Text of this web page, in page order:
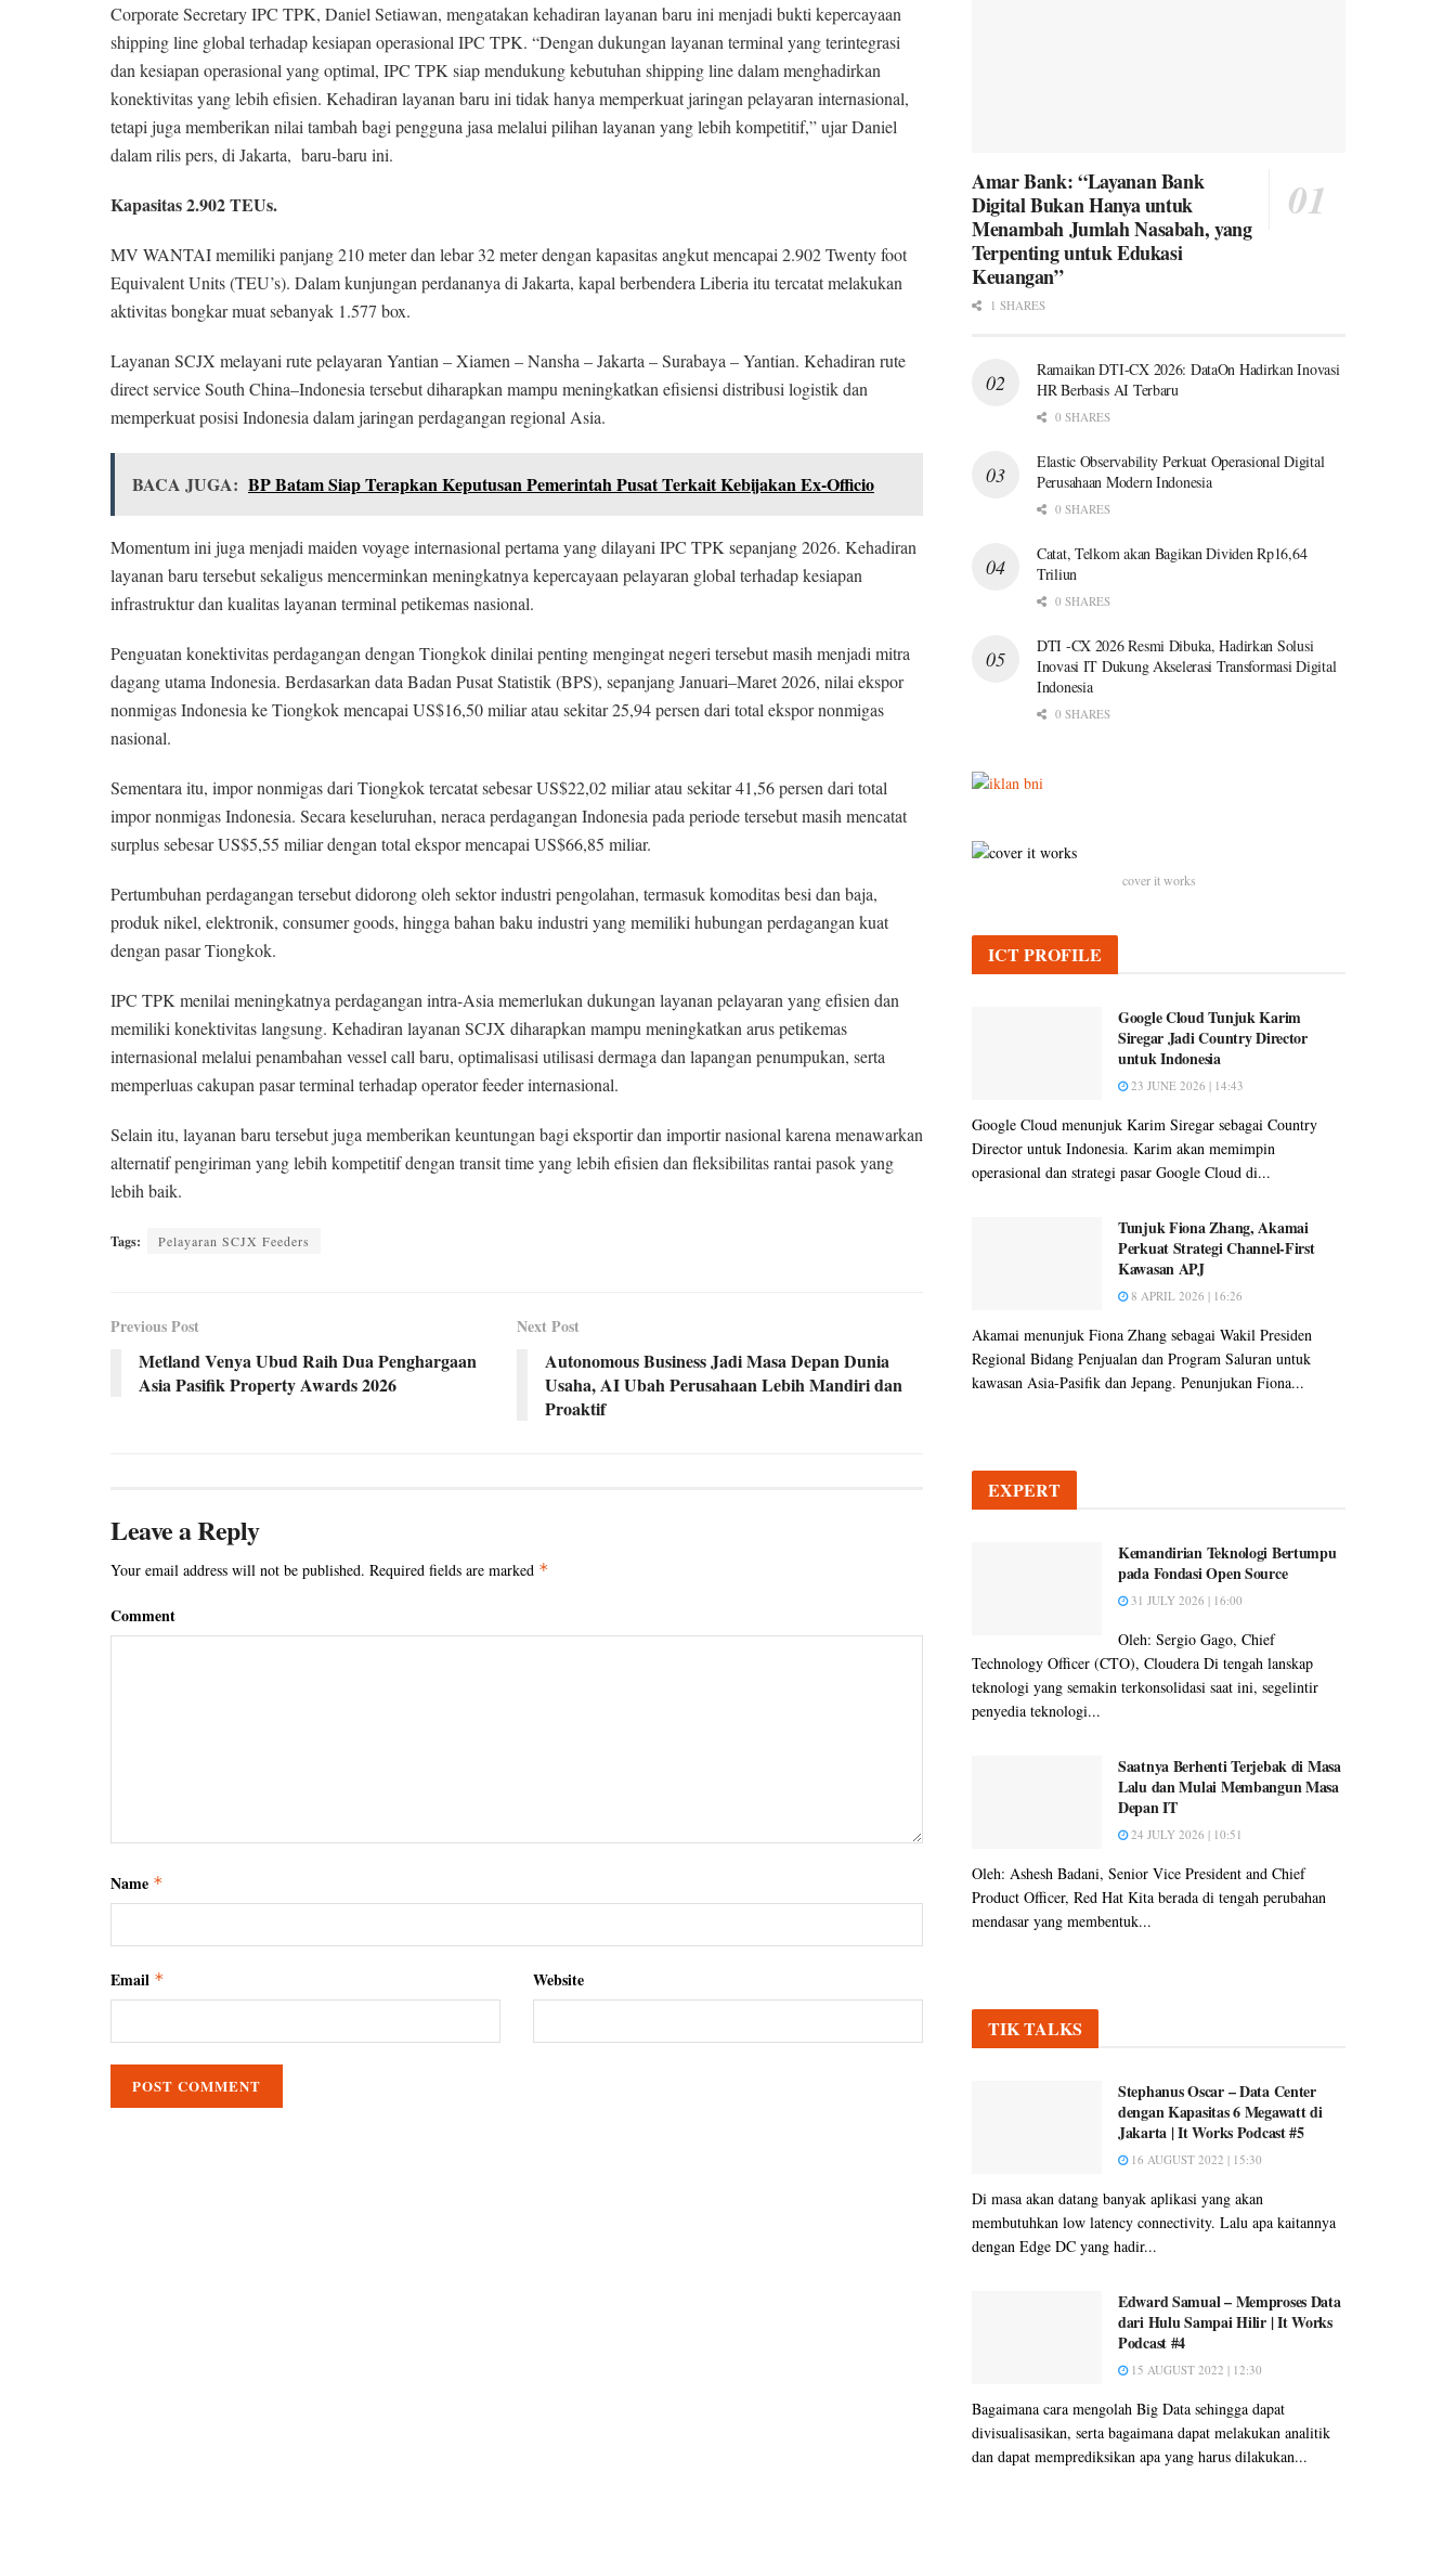
Corporate Secretary IPC TPK, Daniel Setiawan, mengatakan kehadiran layanan baru ini menjadi bukti kepercayaan
shipping line global terhadap kesiapan operasional IPC TPK. “Dengan dukungan layanan terminal yang terintegrasi
dan kesiapan operasional yang optimal, IPC TPK siap mendukung kebutuhan shipping line dalam menghadirkan
konektivitas yang lebih efisien. Kehadiran layanan baru ini tidak hanya memperkuat jaringan pelayaran internasional,
tetapi juga memberikan nilai tambah bagi pengguna jasa melalui pilihan layanan yang lebih kompetitif,” ujar Daniel
dalam rilis pers, di Jakarta, baru-baru ini.
Kapasitas 2.902 TEUs.
MV WANTAI memiliki panjang 210 meter dan lebar 32 meter dengan kapasitas angkut mencapai 2.902 Twenty foot
Equivalent Units (TEU’s). Dalam kunjungan perdananya di Jakarta, kapal berbendera Liberia itu tercatat melakukan
aktivitas bongkar muat sebanyak 1.577 box.
Layanan SCJX melayani rute pelayaran Yantian – Xiamen – Nansha – Jakarta – Surabaya – Yantian. Kehadiran rute
direct service South China–Indonesia tersebut diharapkan mampu meningkatkan efisiensi distribusi logistik dan
memperkuat posisi Indonesia dalam jaringan perdagangan regional Asia.
BACA JUGA: BP Batam Siap Terapkan Keputusan Pemerintah Pusat Terkait Kebijakan Ex-Officio
Momentum ini juga menjadi maiden voyage internasional pertama yang dilayani IPC TPK sepanjang 2026. Kehadiran
layanan baru tersebut sekaligus mencerminkan meningkatnya kepercayaan pelayaran global terhadap kesiapan
infrastruktur dan kualitas layanan terminal petikemas nasional.
Penguatan konektivitas perdagangan dengan Tiongkok dinilai penting mengingat negeri tersebut masih menjadi mitra
dagang utama Indonesia. Berdasarkan data Badan Pusat Statistik (BPS), sepanjang Januari–Maret 2026, nilai ekspor
nonmigas Indonesia ke Tiongkok mencapai US$16,50 miliar atau sekitar 25,94 persen dari total ekspor nonmigas
nasional.
Sementara itu, impor nonmigas dari Tiongkok tercatat sebesar US$22,02 miliar atau sekitar 41,56 persen dari total
impor nonmigas Indonesia. Secara keseluruhan, neraca perdagangan Indonesia pada periode tersebut masih mencatat
surplus sebesar US$5,55 miliar dengan total ekspor mencapai US$66,85 miliar.
Pertumbuhan perdagangan tersebut didorong oleh sektor industri pengolahan, termasuk komoditas besi dan baja,
produk nikel, elektronik, consumer goods, hingga bahan baku industri yang memiliki hubungan perdagangan kuat
dengan pasar Tiongkok.
IPC TPK menilai meningkatnya perdagangan intra-Asia memerlukan dukungan layanan pelayaran yang efisien dan
memiliki konektivitas langsung. Kehadiran layanan SCJX diharapkan mampu meningkatkan arus petikemas
internasional melalui penambahan vessel call baru, optimalisasi utilisasi dermaga dan lapangan penumpukan, serta
memperluas cakupan pasar terminal terhadap operator feeder internasional.
Selain itu, layanan baru tersebut juga memberikan keuntungan bagi eksportir dan importir nasional karena menawarkan
alternatif pengiriman yang lebih kompetitif dengan transit time yang lebih efisien dan fleksibilitas rantai pasok yang
lebih baik.
Tags: Pelayaran SCJX Feeders
Previous Post
Metland Venya Ubud Raih Dua Penghargaan
Asia Pasifik Property Awards 2026
Next Post
Autonomous Business Jadi Masa Depan Dunia
Usaha, AI Ubah Perusahaan Lebih Mandiri dan
Proaktif
Leave a Reply
Your email address will not be published. Required fields are marked *
Comment
Name *
Email * Website
Amar Bank: “Layanan Bank
Digital Bukan Hanya untuk
Menambah Jumlah Nasabah, yang
Terpenting untuk Edukasi
Keuangan”
1 SHARES
Ramaikan DTI-CX 2026: DataOn Hadirkan Inovasi
HR Berbasis AI Terbaru
0 SHARES
Elastic Observability Perkuat Operasional Digital
Perusahaan Modern Indonesia
0 SHARES
Catat, Telkom akan Bagikan Dividen Rp16,64
Triliun
0 SHARES
DTI -CX 2026 Resmi Dibuka, Hadirkan Solusi
Inovasi IT Dukung Akselerasi Transformasi Digital
Indonesia
0 SHARES
cover it works
ICT PROFILE
Google Cloud Tunjuk Karim
Siregar Jadi Country Director
untuk Indonesia
23 JUNE 2026 | 14:43
Google Cloud menunjuk Karim Siregar sebagai Country
Director untuk Indonesia. Karim akan memimpin
operasional dan strategi pasar Google Cloud di...
Tunjuk Fiona Zhang, Akamai
Perkuat Strategi Channel-First
Kawasan APJ
8 APRIL 2026 | 16:26
Akamai menunjuk Fiona Zhang sebagai Wakil Presiden
Regional Bidang Penjualan dan Program Saluran untuk
kawasan Asia-Pasifik dan Jepang. Penunjukan Fiona...
EXPERT
Kemandirian Teknologi Bertumpu
pada Fondasi Open Source
31 JULY 2026 | 16:00
Oleh: Sergio Gago, Chief
Technology Officer (CTO), Cloudera Di tengah lanskap
teknologi yang semakin terkonsolidasi saat ini, segelintir
penyedia teknologi...
Saatnya Berhenti Terjebak di Masa
Lalu dan Mulai Membangun Masa
Depan IT
24 JULY 2026 | 10:51
Oleh: Ashesh Badani, Senior Vice President and Chief
Product Officer, Red Hat Kita berada di tengah perubahan
mendasar yang membentuk...
TIK TALKS
Stephanus Oscar – Data Center
dengan Kapasitas 6 Megawatt di
Jakarta | It Works Podcast #5
16 AUGUST 2022 | 15:30
Di masa akan datang banyak aplikasi yang akan
membutuhkan low latency connectivity. Lalu apa kaitannya
dengan Edge DC yang hadir...
Edward Samual – Memproses Data
dari Hulu Sampai Hilir | It Works
Podcast #4
15 AUGUST 2022 | 12:30
Bagaimana cara mengolah Big Data sehingga dapat
divisualisasikan, serta bagaimana dapat melakukan analitik
dan dapat memprediksikan apa yang harus dilakukan...